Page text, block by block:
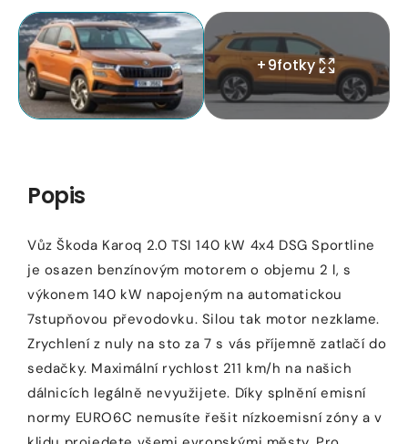
modálním
okně
+9fotky
Otevřít
médium
2
v
modálním
okně
Popis
Vůz Škoda Karoq 2.0 TSI 140 kW 4x4 DSG Sportline
je osazen benzínovým motorem o objemu 2 l, s
výkonem 140 kW napojeným na automatickou
7stupňovou převodovku. Silou tak motor nezklame.
Zrychlení z nuly na sto za 7 s vás příjemně zatlačí do
sedačky. Maximální rychlost 211 km/h na našich
dálnicích legálně nevyužijete. Díky splnění emisní
normy EURO6C nemusíte řešit nízkoemisní zóny a v